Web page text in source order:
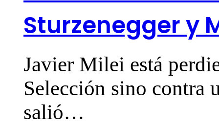
Sturzenegger y
Javier Milei está
Selección sino contra
salió…